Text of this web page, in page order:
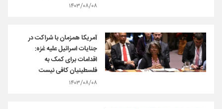
۱۴۰۳/۰۸/۰۸
آمریکا همزمان با شراکت در
جنایات اسرائیل علیه غزه:
اقدامات برای کمک به
فلسطینیان کافی نیست
۱۴۰۳/۰۸/۰۸